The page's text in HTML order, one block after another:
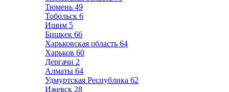
Тюмень 49
Тобольск 6
Ишим 5
Бишкек 66
Харьковская область 64
Харьков 60
Дергачи 2
Алматы 64
Удмуртская Республика 62
Ижевск 28